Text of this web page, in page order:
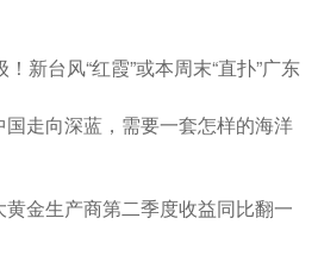
新台风“红霞”或本周末“直扑”广东
走向深蓝，需要一套怎样的海洋
金生产商第二季度收益同比翻一